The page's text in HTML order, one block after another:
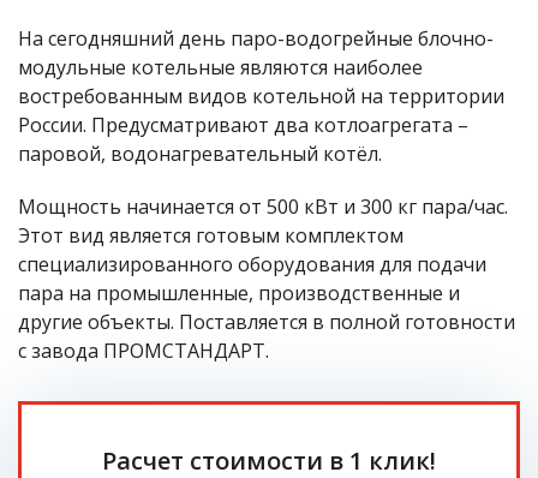
На сегодняшний день паро-водогрейные блочно-
модульные котельные являются наиболее
востребованным видов котельной на территории
России. Предусматривают два котлоагрегата –
паровой, водонагревательный котёл.
Мощность начинается от 500 кВт и 300 кг пара/час.
Этот вид является готовым комплектом
специализированного оборудования для подачи
пара на промышленные, производственные и
другие объекты. Поставляется в полной готовности
с завода ПРОМСТАНДАРТ.
Расчет стоимости в 1 клик!